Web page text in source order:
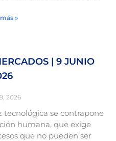
»
| 9 JUNIO
2026
tecnológica se contrapone
humana, que exige
que no pueden ser